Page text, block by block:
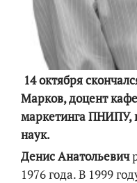
14 октября
Марков, доцент
маркетинга ПНИПУ,
наук.
Денис Анатольевич
1976 года. В 1999